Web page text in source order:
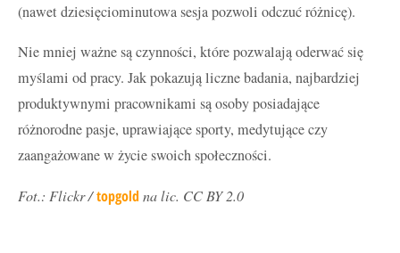
(nawet dziesięciominutowa sesja pozwoli odczuć różnicę).
Nie mniej ważne są czynności, które pozwalają oderwać się
myślami od pracy. Jak pokazują liczne badania, najbardziej
produktywnymi pracownikami są osoby posiadające
różnorodne pasje, uprawiające sporty, medytujące czy
zaangażowane w życie swoich społeczności.
Fot.: Flickr /topgold na lic. CC BY 2.0